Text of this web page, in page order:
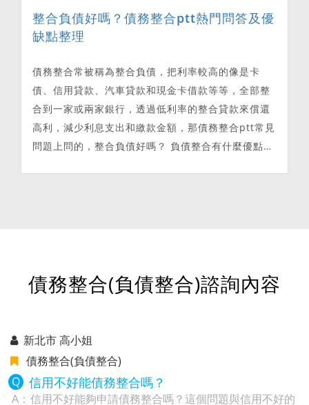
整合負債好嗎？債務整合ptt熱門問答及優
缺點整理
債務整合常被稱為整合負債，把利率較高的像是卡
債、信用貸款、汽車貸款和現金卡借款等等，全部整
合到一家或兩家銀行，透過低利率的整合貸款來償還
高利，減少利息支出和繳款金額，那債務整合ptt常見
問題上問的，整合負債好嗎？ 負債整合有什麼優點及
債務整合(負債整合)諮詢內容
新北市 高小姐
債務整合(負債整合)
信用不好能債務整合嗎？
信用不好能夠申請債務整合嗎？這個問題與信用不好的